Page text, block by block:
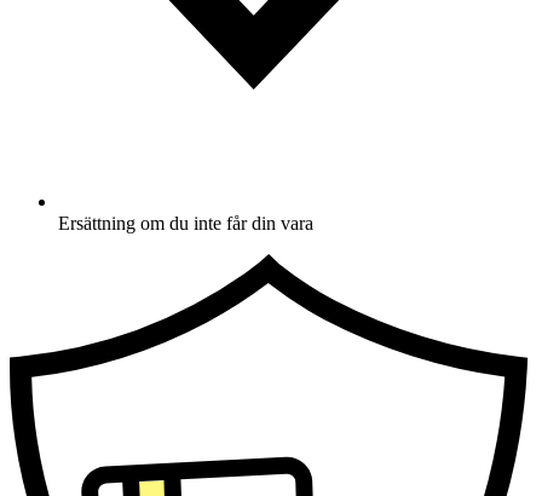
Ersättning om du inte får din vara